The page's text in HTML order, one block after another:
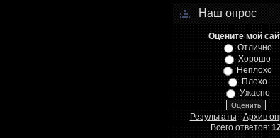
Наш опрос
Оцените мой
Отлично
Хорошо
Неплохо
Плохо
Ужасно
Результаты |Архив
Всего ответов: